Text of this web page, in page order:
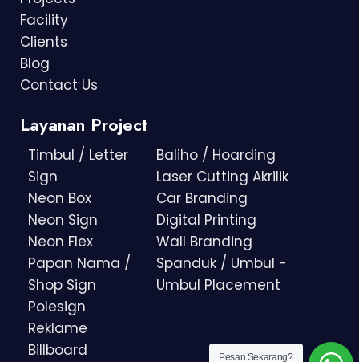
Facility
Clients
Blog
Contact Us
Layanan Project
Timbul / Letter
Sign
Neon Box
Neon Sign
Neon Flex
Papan Nama /
Shop Sign
Polesign
Reklame
Billboard
Baliho / Hoarding
Laser Cutting Akrilik
Car Branding
Digital Printing
Wall Branding
Spanduk / Umbul -
Umbul Placement
Pesan Sekarang?